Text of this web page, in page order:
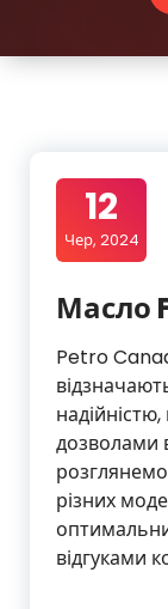
12
Чер, 2024
Масло
Petro
дозволами
різних
відгуками